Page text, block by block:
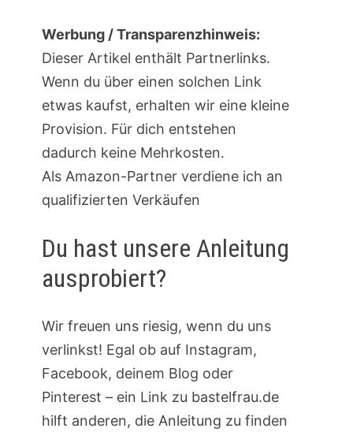
Werbung / Transparenzhinweis:
Dieser Artikel enthält Partnerlinks.
Wenn du über einen solchen Link
etwas kaufst, erhalten wir eine kleine
Provision. Für dich entstehen
dadurch keine Mehrkosten.
Als Amazon-Partner verdiene ich an
qualifizierten Verkäufen
Du hast unsere Anleitung
ausprobiert?
Wir freuen uns riesig, wenn du uns
verlinkst! Egal ob auf Instagram,
Facebook, deinem Blog oder
Pinterest – ein Link zu bastelfrau.de
hilft anderen, die Anleitung zu finden